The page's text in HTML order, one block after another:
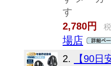
す
2,780円
場店
2.
【90